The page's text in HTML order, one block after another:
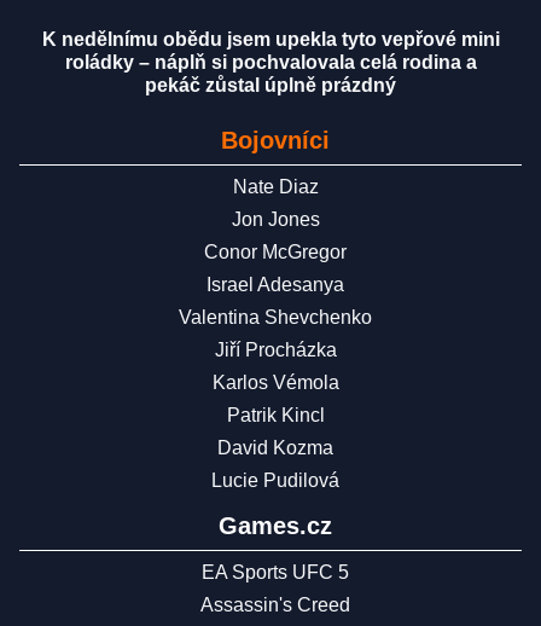
K nedělnímu obědu jsem upekla tyto vepřové mini
roládky – náplň si pochvalovala celá rodina a
pekáč zůstal úplně prázdný
Bojovníci
Nate Diaz
Jon Jones
Conor McGregor
Israel Adesanya
Valentina Shevchenko
Jiří Procházka
Karlos Vémola
Patrik Kincl
David Kozma
Lucie Pudilová
Games.cz
EA Sports UFC 5
Assassin's Creed